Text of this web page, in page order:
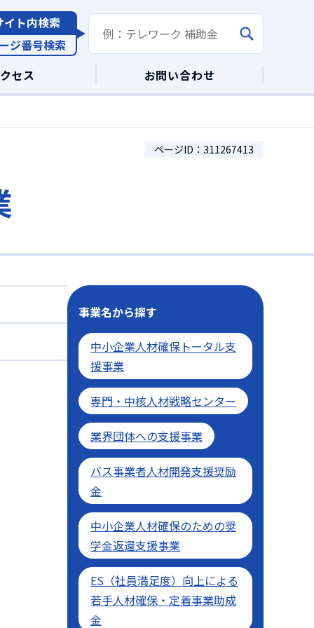
イト内検索
ジ番号検索
セス
お問い合わせ
ページID：311267413
事業名から探す
中小企業人材確保トータル支
援事業
専門・中核人材戦略センター
業界団体への支援事業
バス事業者人材開発支援奨励
金
中小企業人材確保のための奨
学金返還支援事業
ES（社員満足度）向上による
若手人材確保・定着事業助成
金